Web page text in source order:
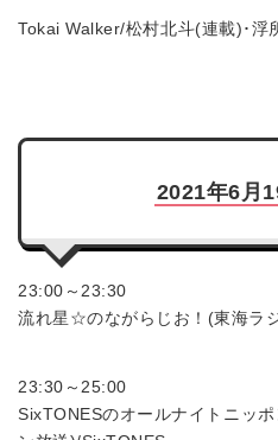
Tokai Walker/松村北斗(連載)･浮
2021年6月
23:00～23:30
流れ星☆のながらじお！(東海ラ
23:30～25:00
SixTONESのオールナイトニッ